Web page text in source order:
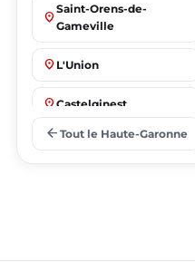
place
Saint-Orens-de-
Gameville
place L'Union
place Castelginest
place Villeneuve-Tolosane
arrow_back Tout le Haute-Garonne